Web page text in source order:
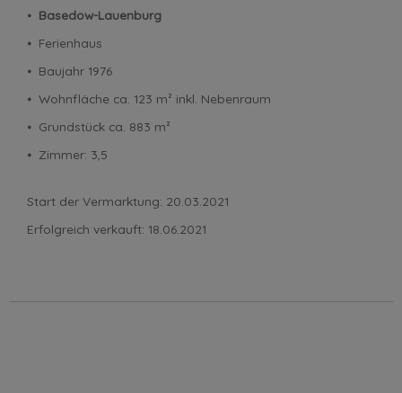
⦁ Basedow-Lauenburg
⦁ Ferienhaus
⦁ Baujahr 1976
⦁ Wohnfläche ca. 123 m² inkl. Nebenraum
⦁ Grundstück ca. 883 m²
⦁ Zimmer: 3,5
Start der Vermarktung: 20.03.2021
Erfolgreich verkauft: 18.06.2021